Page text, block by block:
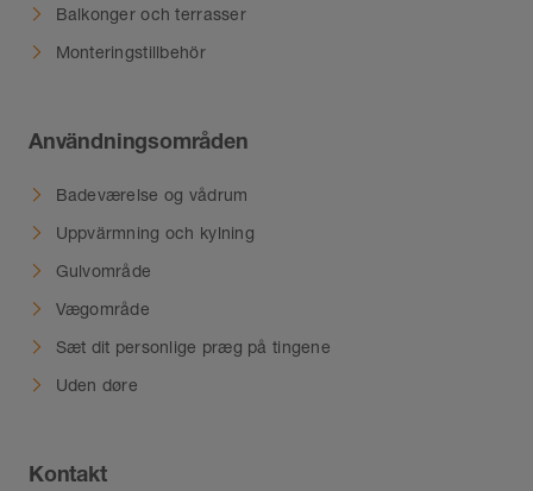
Balkonger och terrasser
Monteringstillbehör
Användningsområden
Badeværelse og vådrum
Uppvärmning och kylning
Gulvområde
Vægområde
Sæt dit personlige præg på tingene
Uden døre
Kontakt